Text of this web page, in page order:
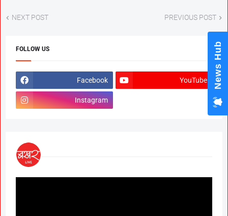
NEXT POST PREVIOUS POST
FOLLOW US
Facebook YouTube
Instagram
News Hub